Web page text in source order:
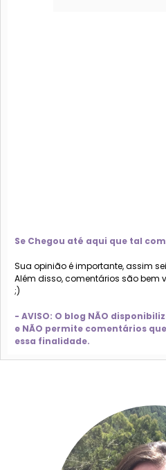
Se Chegou até aqui que tal
Sua opinião é importante, assim
Além disso, comentários são bem
;)
- AVISO: O blog NÃO
e NÃO permite comentários
essa finalidade.